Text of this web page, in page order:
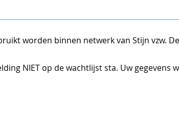
worden binnen netwerk van Stijn vzw.
NIET op de wachtlijst sta. Uw gegevens